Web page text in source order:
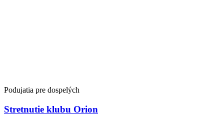
Podujatia pre dospelých
Stretnutie klubu Orion